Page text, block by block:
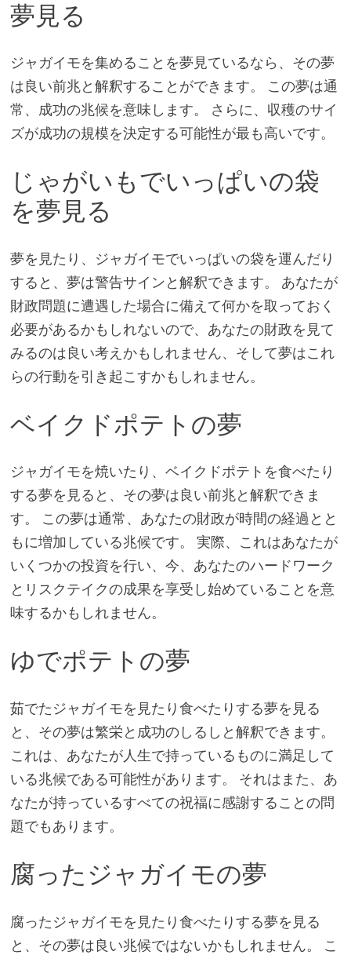
夢見る
ジャガイモを集めることを夢見ているなら、その夢
は良い前兆と解釈することができます。 この夢は通
常、成功の兆候を意味します。 さらに、収穫のサイ
ズが成功の規模を決定する可能性が最も高いです。
じゃがいもでいっぱいの袋
を夢見る
夢を見たり、ジャガイモでいっぱいの袋を運んだり
すると、夢は警告サインと解釈できます。 あなたが
財政問題に遭遇した場合に備えて何かを取っておく
必要があるかもしれないので、あなたの財政を見て
みるのは良い考えかもしれません、そして夢はこれ
らの行動を引き起こすかもしれません。
ベイクドポテトの夢
ジャガイモを焼いたり、ベイクドポテトを食べたり
する夢を見ると、その夢は良い前兆と解釈できま
す。 この夢は通常、あなたの財政が時間の経過とと
もに増加している兆候です。 実際、これはあなたが
いくつかの投資を行い、今、あなたのハードワーク
とリスクテイクの成果を享受し始めていることを意
味するかもしれません。
ゆでポテトの夢
茹でたジャガイモを見たり食べたりする夢を見る
と、その夢は繁栄と成功のしるしと解釈できます。
これは、あなたが人生で持っているものに満足して
いる兆候である可能性があります。 それはまた、あ
なたが持っているすべての祝福に感謝することの問
題でもあります。
腐ったジャガイモの夢
腐ったジャガイモを見たり食べたりする夢を見る
と、その夢は良い兆候ではないかもしれません。 こ